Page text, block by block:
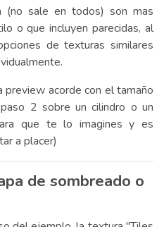
sale en todos) son mas
o que incluyen parecidas, al
de texturas similares
acorde con el tamaño
2 sobre un cilindro o un
que te lo imagines y es
a placer)
de sombreado o